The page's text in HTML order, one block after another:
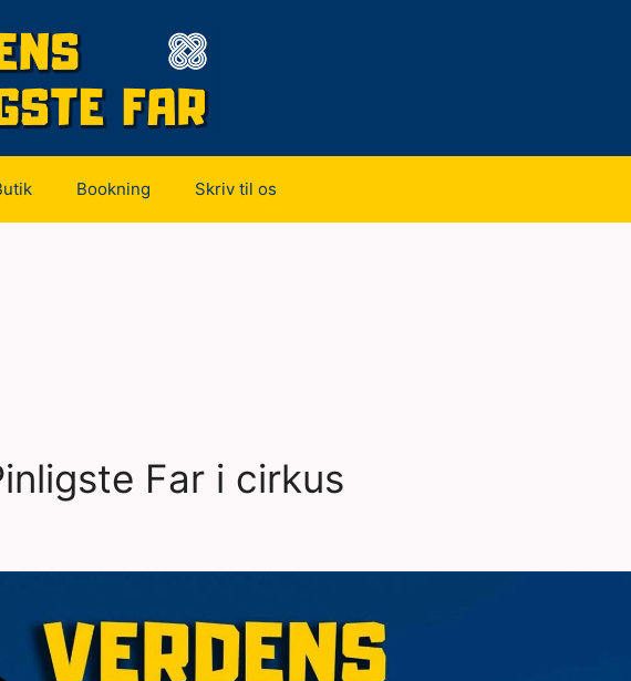
Bookning Skriv til os
Far i cirkus